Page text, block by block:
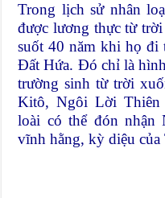
Trong lịch sử nhân
được lương thực từ
suốt 40 năm khi họ đi
Đất Hứa. Đó chỉ là
trường sinh từ trời
Kitô, Ngôi Lời Thiên
loài có thể đón nhận
vĩnh hằng, kỳ diệu của